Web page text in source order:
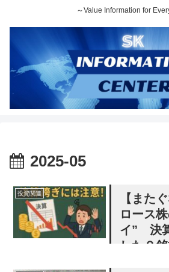
～Value Information for
2025-05
投資関連
【また
ロース
イ” 決
した２